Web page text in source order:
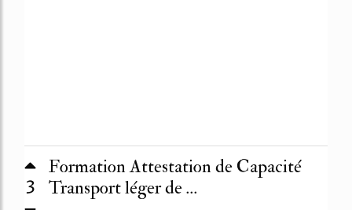
3
Formation Attestation de Capacité
Transport léger de ...